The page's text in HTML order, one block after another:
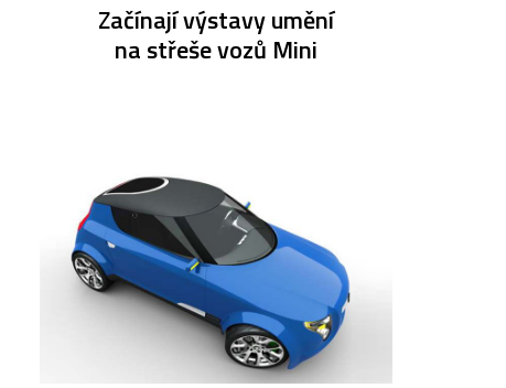
Začínají výstavy umění
na střeše vozů Mini